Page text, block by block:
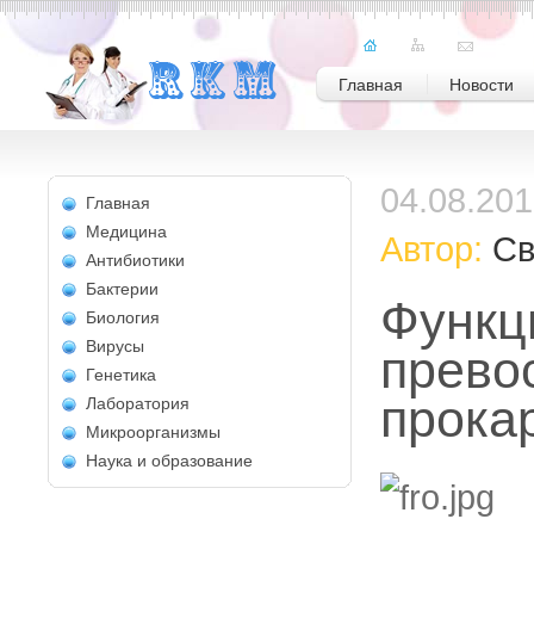
Главная Новости
Главная
Медицина
Антибиотики
Бактерии
Биология
Вирусы
Генетика
Лаборатория
Микроорганизмы
Наука и образование
Автор: